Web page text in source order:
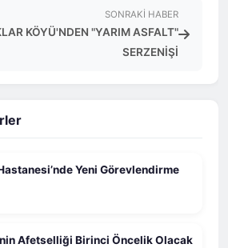
SONRAKI HABER
KÖYÜ'NDEN "YARIM ASFALT"
SERZENİŞİ
Yeni Görevlendirme
Afetselliği Birinci Öncelik Olacak